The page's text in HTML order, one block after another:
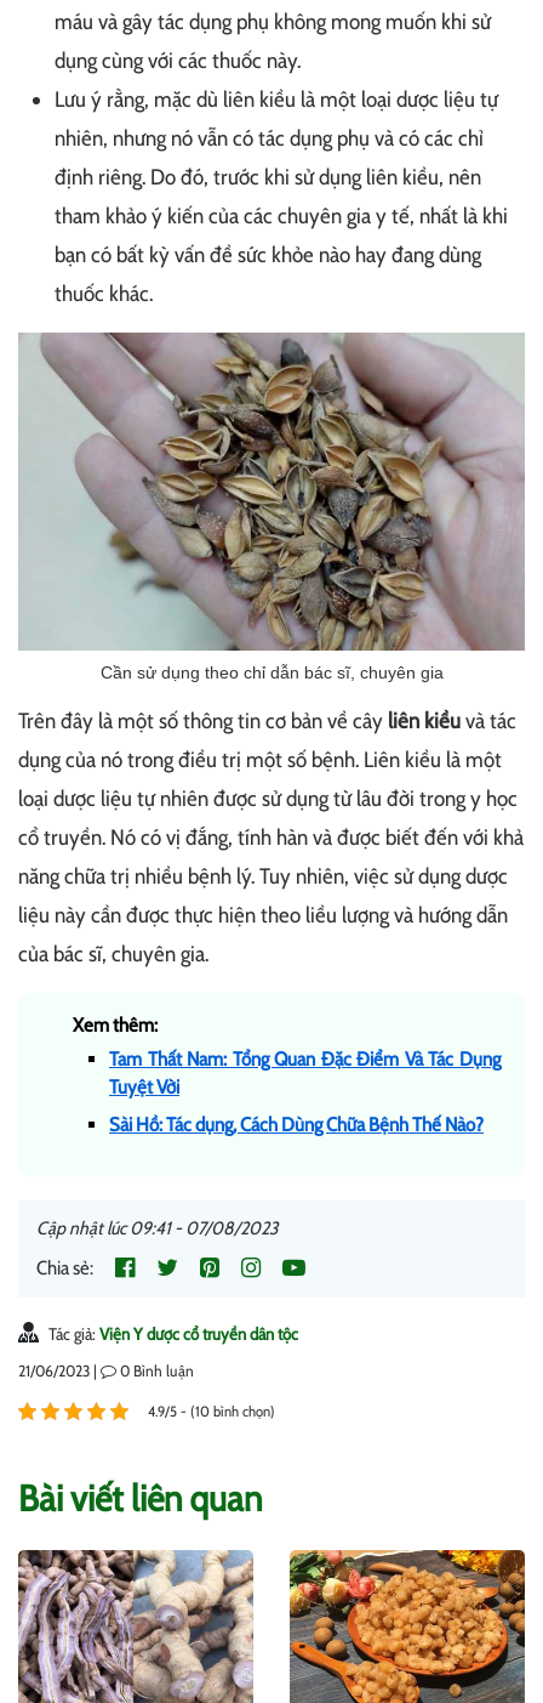
máu và gây tác dụng phụ không mong muốn khi sử
dụng cùng với các thuốc này.
Lưu ý rằng, mặc dù liên kiều là một loại dược liệu tự
nhiên, nhưng nó vẫn có tác dụng phụ và có các chỉ
định riêng. Do đó, trước khi sử dụng liên kiều, nên
tham khảo ý kiến ​​của các chuyên gia y tế, nhất là khi
bạn có bất kỳ vấn đề sức khỏe nào hay đang dùng
thuốc khác.
Cần sử dụng theo chỉ dẫn bác sĩ, chuyên gia
Trên đây là một số thông tin cơ bản về cây liên kiềuvà tác
dụng của nó trong điều trị một số bệnh. Liên kiều là một
loại dược liệu tự nhiên được sử dụng từ lâu đời trong y học
cổ truyền. Nó có vị đắng, tính hàn và được biết đến với khả
năng chữa trị nhiều bệnh lý. Tuy nhiên, việc sử dụng dược
liệu này cần được thực hiện theo liều lượng và hướng dẫn
của bác sĩ, chuyên gia.
Xem thêm:
Tam Thất Nam: Tổng Quan Đặc Điểm Và Tác Dụng
Tuyệt Vời
Sài Hồ: Tác dụng, Cách Dùng Chữa Bệnh Thế Nào?
Cập nhật lúc 09:41 - 07/08/2023
Chia sẻ:
Tác giả: Viện Y dược cổ truyền dân tộc
21/06/2023 | 0 Bình luận
4.9/5 - (10 bình chọn)
Bài viết liên quan